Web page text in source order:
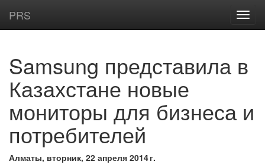
PRS
Samsung представила в
Казахстане новые
мониторы для бизнеса и
потребителей
Алматы, вторник, 22 апреля 2014 г.